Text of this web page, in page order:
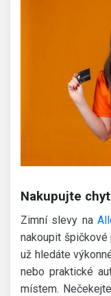
Nakupujte
Zimní slevy na
nakoupit špičkové
už hledáte
nebo praktické
místem.